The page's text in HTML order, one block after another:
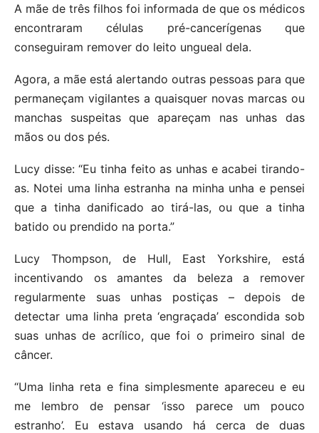
A mãe de três filhos foi informada de que os médicos
encontraram células pré-cancerígenas que
conseguiram remover do leito ungueal dela.
Agora, a mãe está alertando outras pessoas para que
permaneçam vigilantes a quaisquer novas marcas ou
manchas suspeitas que apareçam nas unhas das
mãos ou dos pés.
Lucy disse: “Eu tinha feito as unhas e acabei tirando-
as. Notei uma linha estranha na minha unha e pensei
que a tinha danificado ao tirá-las, ou que a tinha
batido ou prendido na porta.”
Lucy Thompson, de Hull, East Yorkshire, está
incentivando os amantes da beleza a remover
regularmente suas unhas postiças – depois de
detectar uma linha preta ‘engraçada’ escondida sob
suas unhas de acrílico, que foi o primeiro sinal de
câncer.
“Uma linha reta e fina simplesmente apareceu e eu
me lembro de pensar ‘isso parece um pouco
estranho’. Eu estava usando há cerca de duas